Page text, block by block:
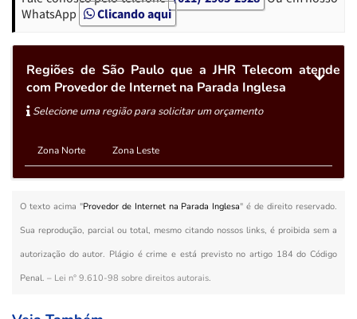
WhatsApp
Clicando aqui
Regiões de São Paulo que a JHR Telecom atende
com Provedor de Internet na Parada Inglesa
Selecione uma região para solicitar um orçamento
Zona Norte Zona Leste
O texto acima "Provedor de Internet na Parada Inglesa" é de direito reservado.
Sua reprodução, parcial ou total, mesmo citando nossos links, é proibida sem a
autorização do autor. Plágio é crime e está previsto no artigo 184 do Código
Penal. – Lei n° 9.610-98 sobre direitos autorais.